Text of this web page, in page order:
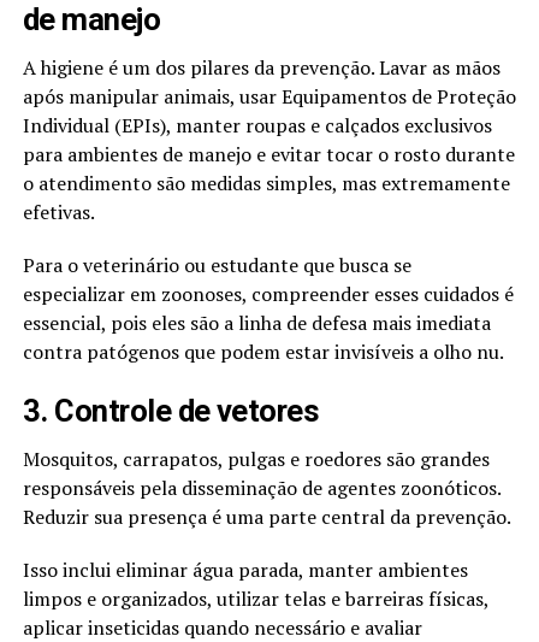
de manejo
A higiene é um dos pilares da prevenção. Lavar as mãos
após manipular animais, usar Equipamentos de Proteção
Individual (EPIs), manter roupas e calçados exclusivos
para ambientes de manejo e evitar tocar o rosto durante
o atendimento são medidas simples, mas extremamente
efetivas.
Para o veterinário ou estudante que busca se
especializar em zoonoses, compreender esses cuidados é
essencial, pois eles são a linha de defesa mais imediata
contra patógenos que podem estar invisíveis a olho nu.
3. Controle de vetores
Mosquitos, carrapatos, pulgas e roedores são grandes
responsáveis pela disseminação de agentes zoonóticos.
Reduzir sua presença é uma parte central da prevenção.
Isso inclui eliminar água parada, manter ambientes
limpos e organizados, utilizar telas e barreiras físicas,
aplicar inseticidas quando necessário e avaliar